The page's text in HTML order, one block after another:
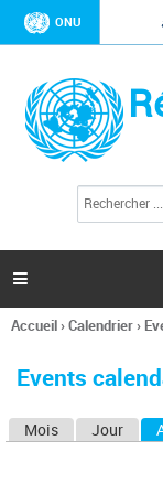
ONU
l
c
h
e

Vous
ici
Accueil›Calendrier›
Events
Mois Jour